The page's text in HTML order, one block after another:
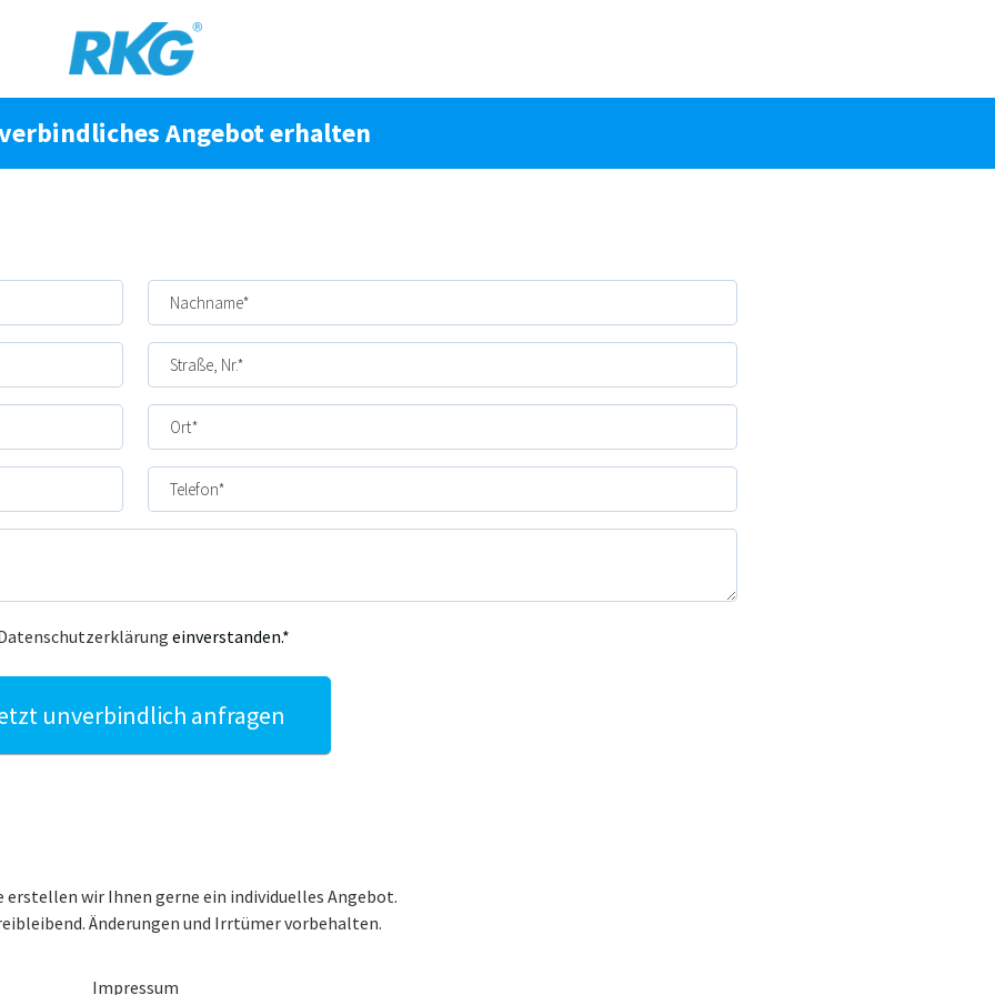
Angebot erhalten
einverstanden.*
unverbindlich anfragen
erstellen wir Ihnen gerne ein individuelles Angebot.
Änderungen und Irrtümer vorbehalten.
Impressum